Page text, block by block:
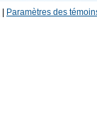
Paramètres des